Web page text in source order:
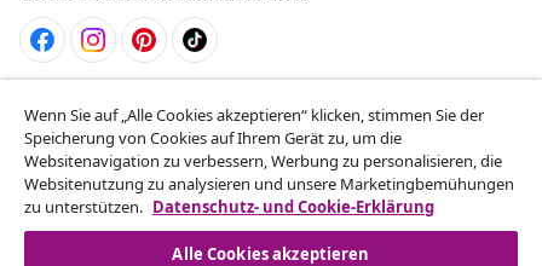
Vom Vertrag zurücktreten
Reiche einen Widerrufsantrag für deine Bestellung
ein.
Vom Vertrag zurücktreten
Wenn Sie auf „Alle Cookies akzeptieren“ klicken, stimmen Sie der
Speicherung von Cookies auf Ihrem Gerät zu, um die
Websitenavigation zu verbessern, Werbung zu personalisieren, die
Websitenutzung zu analysieren und unsere Marketingbemühungen
zu unterstützen. Datenschutz- und Cookie-Erklärung
Alle Cookies akzeptieren